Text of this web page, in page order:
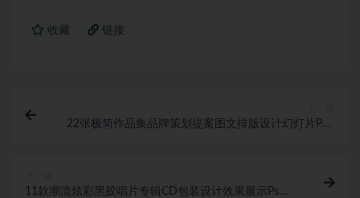
收藏 链接
22张极简作品集品牌策划提案图文排版设计幻灯片PPT
11款潮流炫彩黑胶唱片专辑CD包装设计效果展示Ps智